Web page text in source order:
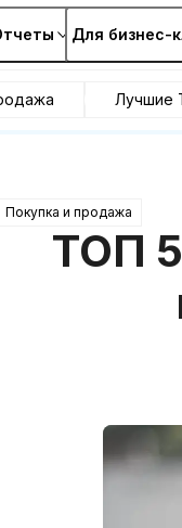
Для бизнес-
Лучшие
Покупка и продажа
ТОП